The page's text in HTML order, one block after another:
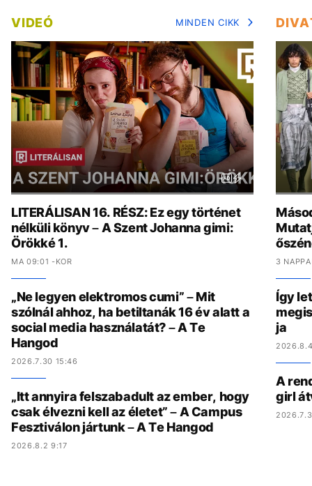
VIDEÓ MINDEN CIKK
LITERÁLISAN 16. RÉSZ: Ez egy történet
nélküli könyv – A Szent Johanna gimi:
Örökké 1.
MA 09:01 -KOR
„Ne legyen elektromos cumi” – Mit
szólnál ahhoz, ha betiltanák 16 év alatt a
social media használatát? – A Te
Hangod
2026.7.30 15:46
„Itt annyira felszabadult az ember, hogy
csak élvezni kell az életet” – A Campus
Fesztiválon jártunk – A Te Hangod
2026.8.2 9:17
3
Így
ja
A
girl